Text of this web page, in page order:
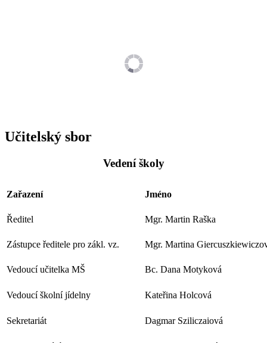
Učitelský sbor
Vedení školy
Zařazení Jméno
Ředitel Mgr. Martin Raška
Zástupce ředitele pro zákl. vz. Mgr. Martina
Vedoucí učitelka MŠ Bc. Dana Motyková
Vedoucí školní jídelny Kateřina Holcová
Sekretariát Dagmar Sziliczaiová